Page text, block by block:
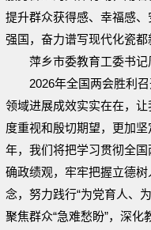
提升群众获得感、幸福感
强国，奋力谱写现代化瓷都
萍乡市委教育工委书记
2026年全国两会胜利
领域进展成效实实在在，
度重视和殷切期望，更加坚
年，我们将把学习贯彻全
确政绩观，牢牢把握立德树
念，努力践行“为党育人、
聚焦群众“急难愁盼”，深